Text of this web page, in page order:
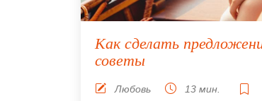
Как сделать
советы
Любовь 13 мин.